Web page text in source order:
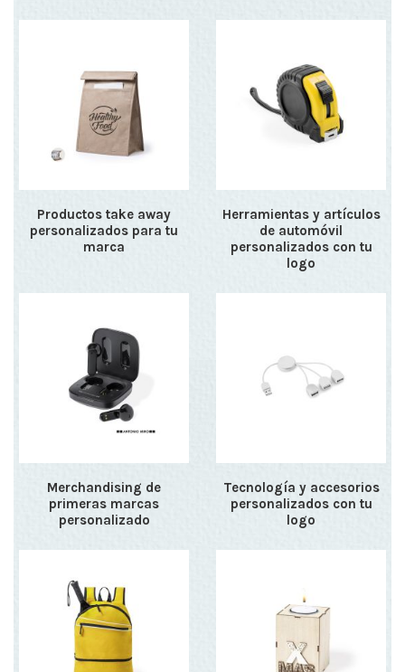
Productos take away
personalizados para tu
marca
Herramientas y artículos
de automóvil
personalizados con tu
logo
Merchandising de
primeras marcas
personalizado
Tecnología y accesorios
personalizados con tu
logo